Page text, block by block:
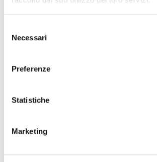
delNecessari
Preferenze
Statistiche
Marketing